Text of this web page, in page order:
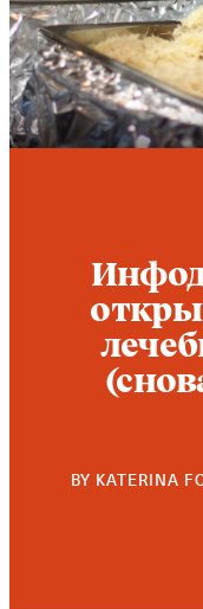
BY KATERINA